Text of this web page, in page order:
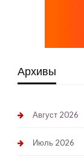
Архивы
Август 2026
Июль 2026